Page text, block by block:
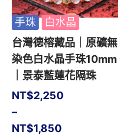
手珠
白水晶
台灣德榕藏品｜原礦無
染色白水晶手珠10mm
｜景泰藍蓮花隔珠
NT$1,850
–
NT$2,250